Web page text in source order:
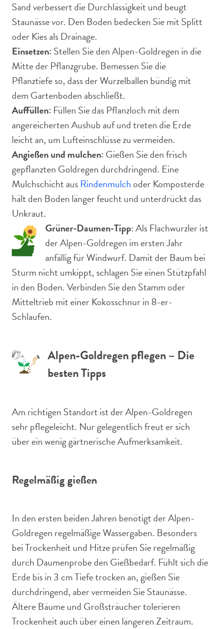
Sand verbessert die Durchlässigkeit und beugt
Staunässe vor. Den Boden bedecken Sie mit Splitt
oder Kies als Drainage.
Einsetzen: Stellen Sie den Alpen-Goldregen in die
Mitte der Pflanzgrube. Bemessen Sie die
Pflanztiefe so, dass der Wurzelballen bündig mit
dem Gartenboden abschließt.
Auffüllen: Füllen Sie das Pflanzloch mit dem
angereicherten Aushub auf und treten die Erde
leicht an, um Lufteinschlüsse zu vermeiden.
Angießen und mulchen: Gießen Sie den frisch
gepflanzten Goldregen durchdringend. Eine
Mulchschicht aus Rindenmulch oder Komposterde
hält den Boden länger feucht und unterdrückt das
Unkraut.
Grüner-Daumen-Tipp: Als Flachwurzler ist
der Alpen-Goldregen im ersten Jahr
anfällig für Windwurf. Damit der Baum bei
Sturm nicht umkippt, schlagen Sie einen Stützpfahl
in den Boden. Verbinden Sie den Stamm oder
Mitteltrieb mit einer Kokosschnur in 8-er-
Schlaufen.
Alpen-Goldregen pflegen – Die
besten Tipps
Am richtigen Standort ist der Alpen-Goldregen
sehr pflegeleicht. Nur gelegentlich freut er sich
über ein wenig gärtnerische Aufmerksamkeit.
Regelmäßig gießen
In den ersten beiden Jahren benötigt der Alpen-
Goldregen regelmäßige Wassergaben. Besonders
bei Trockenheit und Hitze prüfen Sie regelmäßig
durch Daumenprobe den Gießbedarf. Fühlt sich die
Erde bis in 3 cm Tiefe trocken an, gießen Sie
durchdringend, aber vermeiden Sie Staunässe.
Ältere Bäume und Großsträucher tolerieren
Trockenheit auch über einen längeren Zeitraum.